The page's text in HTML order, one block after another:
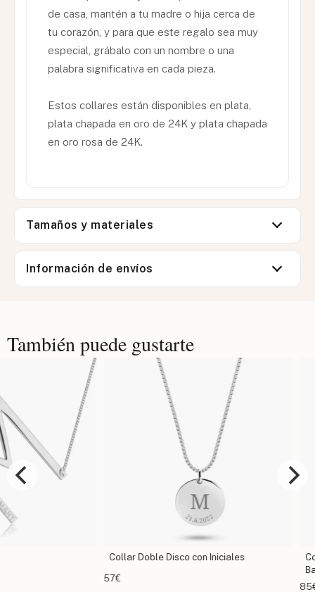
de casa, mantén a tu madre o hija cerca de
tu corazón, y para que este regalo sea muy
especial, grábalo con un nombre o una
palabra significativa en cada pieza.
Estos collares están disponibles en plata,
plata chapada en oro de 24K y plata chapada
en oro rosa de 24K.
Tamaños y materiales
Información de envíos
También puede gustarte
Collar Doble Disco con Iniciales
Collar de
Barra y